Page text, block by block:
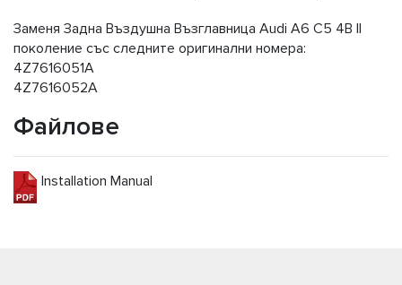
Заменя Задна Въздушна Възглавница Audi A6 C5 4B II
поколение със следните оригинални номера:
4Z7616051A
4Z7616052A
Файлове
Installation Manual